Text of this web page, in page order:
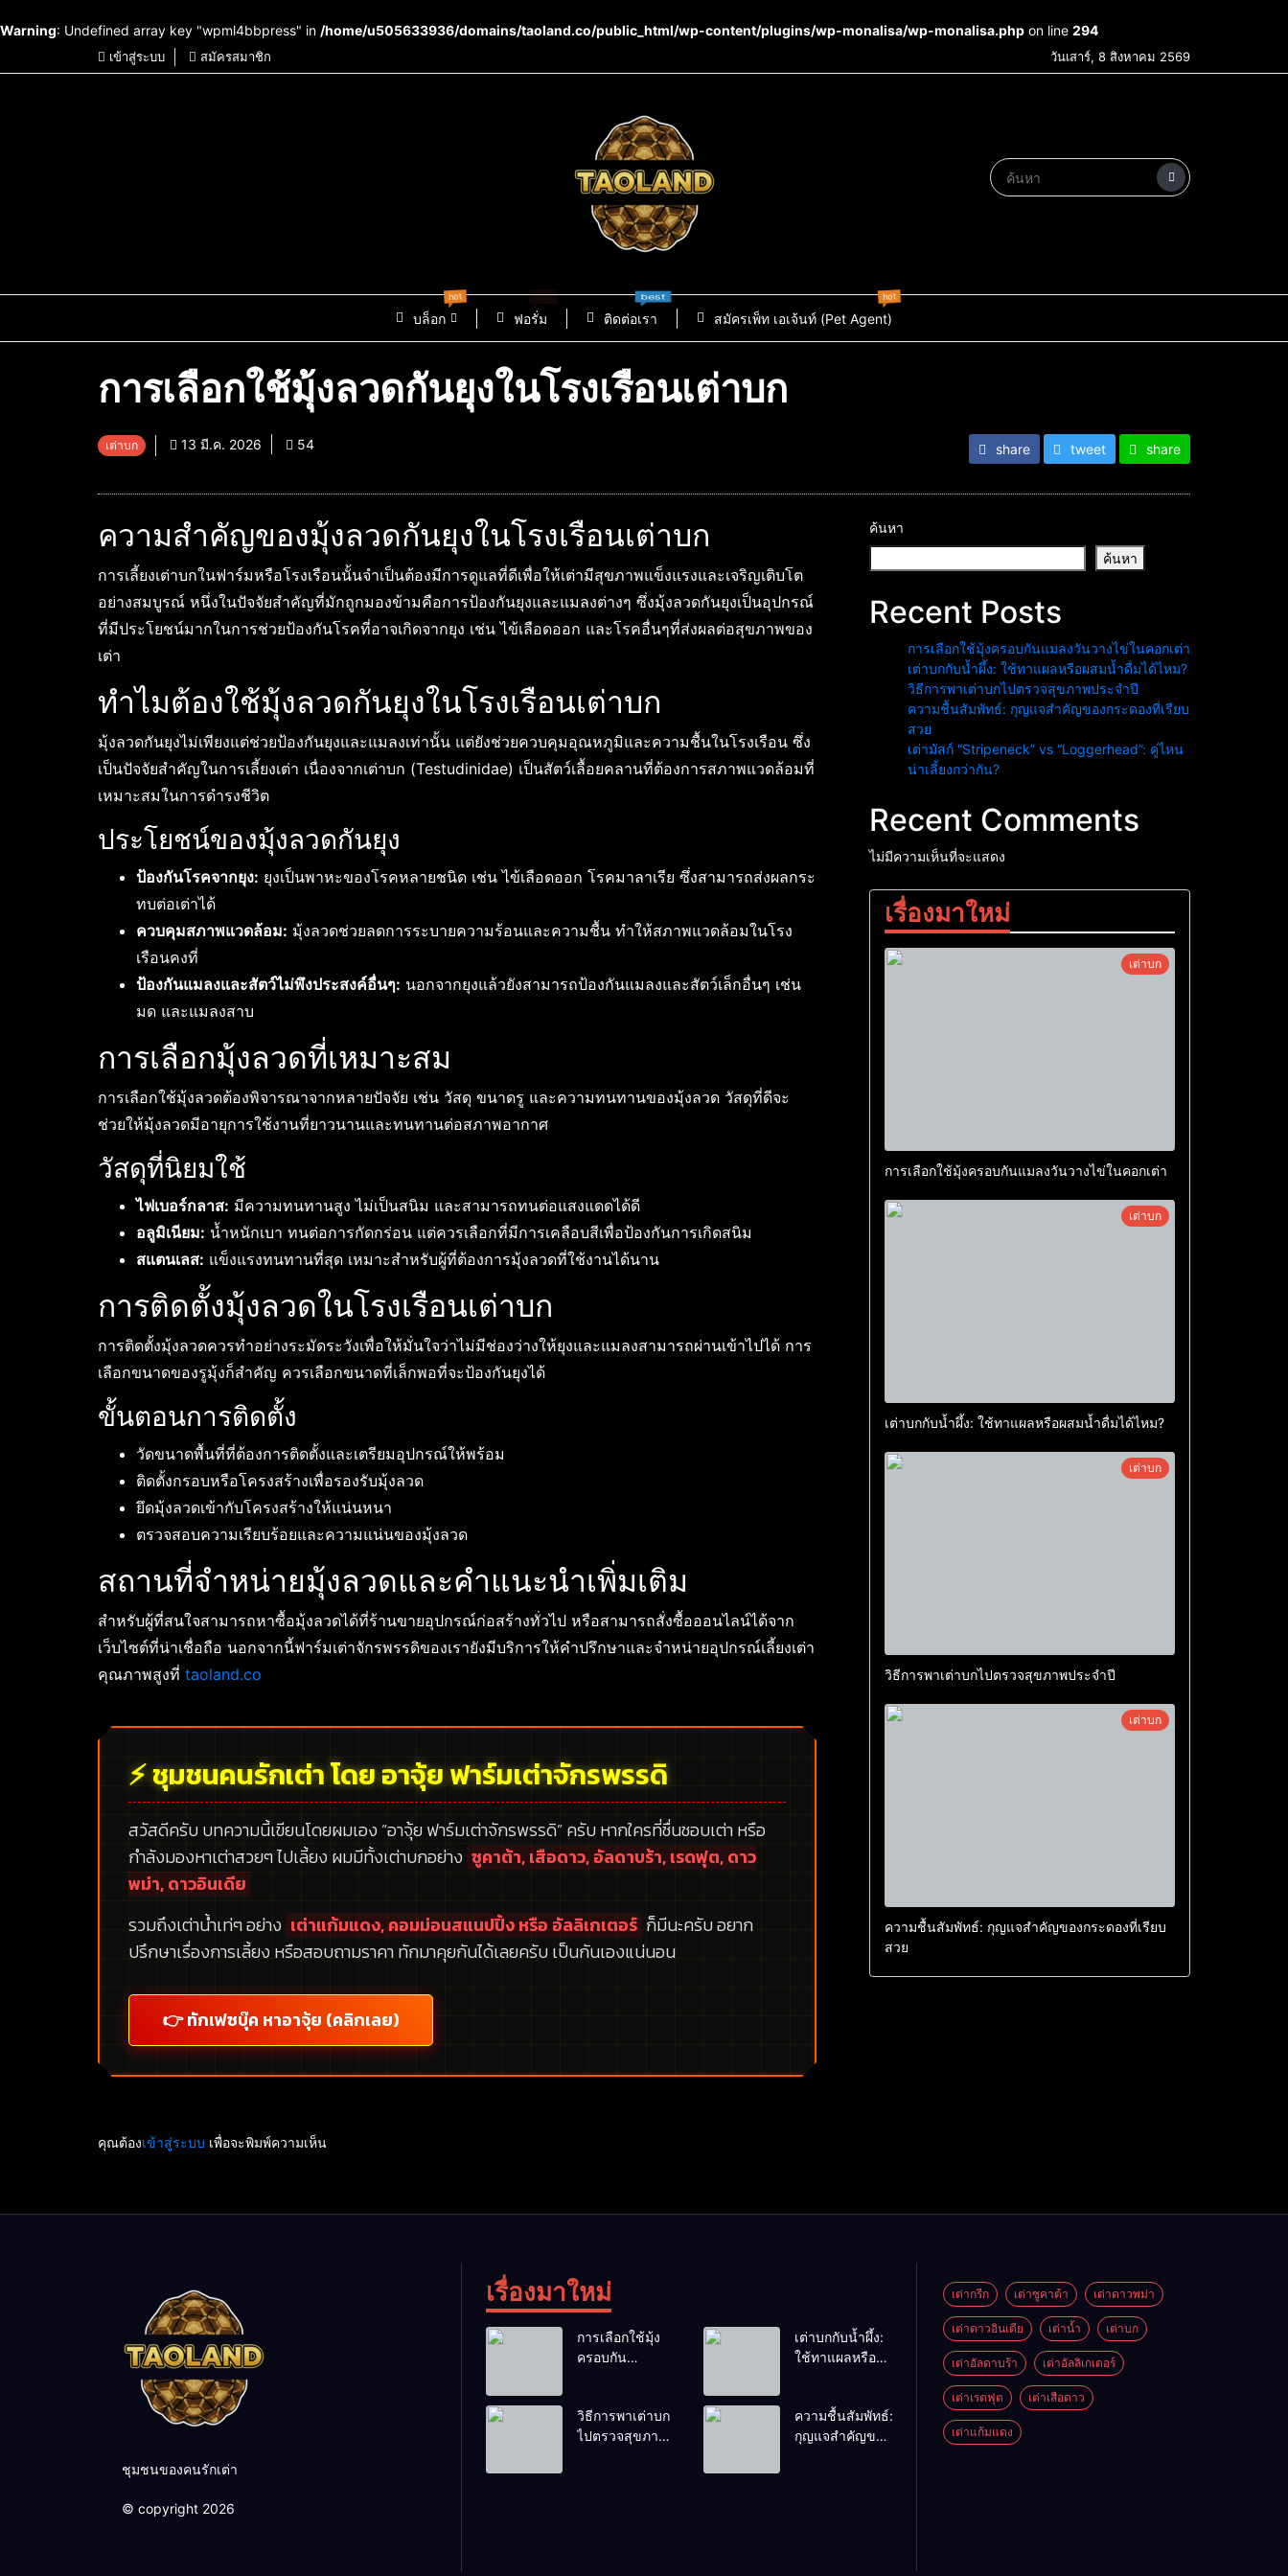
Warning: Undefined array key "wpml4bbpress" in /home/u505633936/domains/taoland.co/public_html/wp-content/plugins/wp-monalisa/wp-monalisa.php on line 294
เข้าสู่ระบบ สมัครสมาชิก วันเสาร์, 8 สิงหาคม 2569
บล็อก
hot
ฟอรั่ม
new
ติดต่อเรา
best
สมัครเพ็ท เอเจ้นท์ (Pet Agent)
hot
การเลือกใช้มุ้งลวดกันยุงในโรงเรือนเต่าบก
เต่าบก 13 มี.ค. 2026 54 share tweet share
ความสำคัญของมุ้งลวดกันยุงในโรงเรือนเต่าบก
การเลี้ยงเต่าบกในฟาร์มหรือโรงเรือนนั้นจำเป็นต้องมีการดูแลที่ดีเพื่อให้เต่ามีสุขภาพแข็งแรงและเจริญเติบโต
อย่างสมบูรณ์ หนึ่งในปัจจัยสำคัญที่มักถูกมองข้ามคือการป้องกันยุงและแมลงต่างๆ ซึ่งมุ้งลวดกันยุงเป็นอุปกรณ์
ที่มีประโยชน์มากในการช่วยป้องกันโรคที่อาจเกิดจากยุง เช่น ไข้เลือดออก และโรคอื่นๆที่ส่งผลต่อสุขภาพของ
เต่า
ทำไมต้องใช้มุ้งลวดกันยุงในโรงเรือนเต่าบก
มุ้งลวดกันยุงไม่เพียงแต่ช่วยป้องกันยุงและแมลงเท่านั้น แต่ยังช่วยควบคุมอุณหภูมิและความชื้นในโรงเรือน ซึ่ง
เป็นปัจจัยสำคัญในการเลี้ยงเต่า เนื่องจากเต่าบก (Testudinidae) เป็นสัตว์เลื้อยคลานที่ต้องการสภาพแวดล้อมที่
เหมาะสมในการดำรงชีวิต
ประโยชน์ของมุ้งลวดกันยุง
ป้องกันโรคจากยุง: ยุงเป็นพาหะของโรคหลายชนิด เช่น ไข้เลือดออก โรคมาลาเรีย ซึ่งสามารถส่งผลกระ
ทบต่อเต่าได้
ควบคุมสภาพแวดล้อม: มุ้งลวดช่วยลดการระบายความร้อนและความชื้น ทำให้สภาพแวดล้อมในโรง
เรือนคงที่
ป้องกันแมลงและสัตว์ไม่พึงประสงค์อื่นๆ: นอกจากยุงแล้วยังสามารถป้องกันแมลงและสัตว์เล็กอื่นๆ เช่น
มด และแมลงสาบ
การเลือกมุ้งลวดที่เหมาะสม
การเลือกใช้มุ้งลวดต้องพิจารณาจากหลายปัจจัย เช่น วัสดุ ขนาดรู และความทนทานของมุ้งลวด วัสดุที่ดีจะ
ช่วยให้มุ้งลวดมีอายุการใช้งานที่ยาวนานและทนทานต่อสภาพอากาศ
วัสดุที่นิยมใช้
ไฟเบอร์กลาส: มีความทนทานสูง ไม่เป็นสนิม และสามารถทนต่อแสงแดดได้ดี
อลูมิเนียม: น้ำหนักเบา ทนต่อการกัดกร่อน แต่ควรเลือกที่มีการเคลือบสีเพื่อป้องกันการเกิดสนิม
สแตนเลส: แข็งแรงทนทานที่สุด เหมาะสำหรับผู้ที่ต้องการมุ้งลวดที่ใช้งานได้นาน
การติดตั้งมุ้งลวดในโรงเรือนเต่าบก
การติดตั้งมุ้งลวดควรทำอย่างระมัดระวังเพื่อให้มั่นใจว่าไม่มีช่องว่างให้ยุงและแมลงสามารถผ่านเข้าไปได้ การ
เลือกขนาดของรูมุ้งก็สำคัญ ควรเลือกขนาดที่เล็กพอที่จะป้องกันยุงได้
ขั้นตอนการติดตั้ง
วัดขนาดพื้นที่ที่ต้องการติดตั้งและเตรียมอุปกรณ์ให้พร้อม
ติดตั้งกรอบหรือโครงสร้างเพื่อรองรับมุ้งลวด
ยึดมุ้งลวดเข้ากับโครงสร้างให้แน่นหนา
ตรวจสอบความเรียบร้อยและความแน่นของมุ้งลวด
สถานที่จำหน่ายมุ้งลวดและคำแนะนำเพิ่มเติม
สำหรับผู้ที่สนใจสามารถหาซื้อมุ้งลวดได้ที่ร้านขายอุปกรณ์ก่อสร้างทั่วไป หรือสามารถสั่งซื้อออนไลน์ได้จาก
เว็บไซต์ที่น่าเชื่อถือ นอกจากนี้ฟาร์มเต่าจักรพรรดิของเรายังมีบริการให้คำปรึกษาและจำหน่ายอุปกรณ์เลี้ยงเต่า
คุณภาพสูงที่ taoland.co
⚡ ชุมชนคนรักเต่า โดย อาจุ้ย ฟาร์มเต่าจักรพรรดิ
สวัสดีครับ บทความนี้เขียนโดยผมเอง “อาจุ้ย ฟาร์มเต่าจักรพรรดิ”ครับ หากใครที่ชื่นชอบเต่า หรือ
กำลังมองหาเต่าสวยๆ ไปเลี้ยง ผมมีทั้งเต่าบกอย่าง ซูคาต้า, เสือดาว, อัลดาบร้า, เรดฟุต, ดาว
พม่า, ดาวอินเดีย
รวมถึงเต่าน้ำเท่ๆ อย่าง เต่าแก้มแดง, คอมม่อนสแนปปิ้ง หรือ อัลลิเกเตอร์ ก็มีนะครับ อยาก
ปรึกษาเรื่องการเลี้ยง หรือสอบถามราคา ทักมาคุยกันได้เลยครับ เป็นกันเองแน่นอน
👉 ทักเฟซบุ๊ค หาอาจุ้ย (คลิกเลย)
คุณต้องเข้าสู่ระบบ เพื่อจะพิมพ์ความเห็น
ค้นหา
ค้นหา
Recent Posts
การเลือกใช้มุ้งครอบกันแมลงวันวางไข่ในคอกเต่า
เต่าบกกับน้ำผึ้ง: ใช้ทาแผลหรือผสมน้ำดื่มได้ไหม?
วิธีการพาเต่าบกไปตรวจสุขภาพประจำปี
ความชื้นสัมพัทธ์: กุญแจสำคัญของกระดองที่เรียบ
สวย
เต่ามัสก์ “Stripeneck” vs “Loggerhead”: คู่ไหน
น่าเลี้ยงกว่ากัน?
Recent Comments
ไม่มีความเห็นที่จะแสดง
เรื่องมาใหม่
เต่าบก
การเลือกใช้มุ้งครอบกันแมลงวันวางไข่ในคอกเต่า
เต่าบก
เต่าบกกับน้ำผึ้ง: ใช้ทาแผลหรือผสมน้ำดื่มได้ไหม?
เต่าบก
วิธีการพาเต่าบกไปตรวจสุขภาพประจำปี
เต่าบก
ความชื้นสัมพัทธ์: กุญแจสำคัญของกระดองที่เรียบ
สวย
ชุมชนของคนรักเต่า
© copyright 2026
เรื่องมาใหม่
การเลือกใช้มุ้ง
ครอบกัน
เต่าบกกับน้ำผึ้ง:
ใช้ทาแผลหรือ
วิธีการพาเต่าบก
ไปตรวจสุขภาพ
ความชื้นสัมพัทธ์:
กุญแจสำคัญของ
เต่ากรีก เต่าซูคาต้า เต่าดาวพม่า
เต่าดาวอินเดีย เต่าน้ำ เต่าบก
เต่าอัลดาบร้า เต่าอัลลิเกเตอร์
เต่าเรดฟุต เต่าเสือดาว
เต่าแก้มแดง